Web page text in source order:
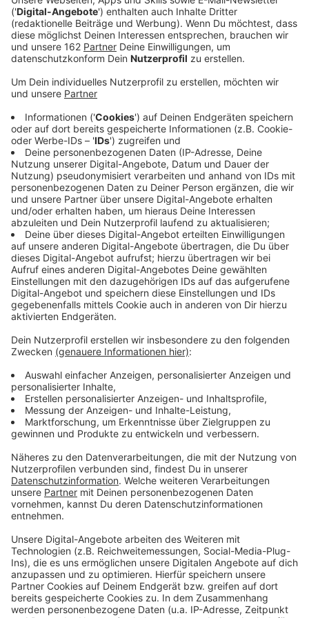
Anzeige
Am Niederrhein geht die Grippesaison los. Das
Gesundheitsministerium in NRW empfiehlt vor allem
Beschäftigten in Praxen, Kliniken und
Pflegeeinrichtungen, sich jetzt impfen zu lassen. Sie
haben ein höheres Risiko, sich mit der Grippe
anzustecken – und betreuen gleichzeitig die
Menschen, die besonders gefährdet sind. Auch für alle
über 60 und Menschen mit Vorerkrankungen ist die
Impfung wichtig. Sie senkt das Risiko für schwere
Krankheitsverläufe deutlich. Der Schutz baut sich nach
rund zwei Wochen auf. Hausärzte und manche
Apotheken bieten die Impfung an. Wer sich jetzt
schützt, ist rechtzeitig gewappnet, wenn die
Grippewelle ihren Höhepunkt erreicht.
Anzeige
Anfang des Jahres gab es im Kreis Wesel einmal eine
Woche mit 80 neuen Grippefällen. Landesweit meldet
das Gesundheitsministerium zuletzt rund 5.000
Grippefälle innerhalb von sieben Tagen. Das liegt im
normalen Bereich, zeigt aber: Das Virus ist unterwegs.
NRW-Gesundheitsminister Karl-Josef Laumann sagt,
die Impfung helfe nicht nur, sich selbst zu schützen,
sondern auch Patientinnen und Patienten – und halte
das Gesundheitssystem funktionsfähig. Das Motto in
diesem Jahr:Grippeschutz ist Teamarbeit – Gesund
bleiben, um zu helfen.
Anzeige